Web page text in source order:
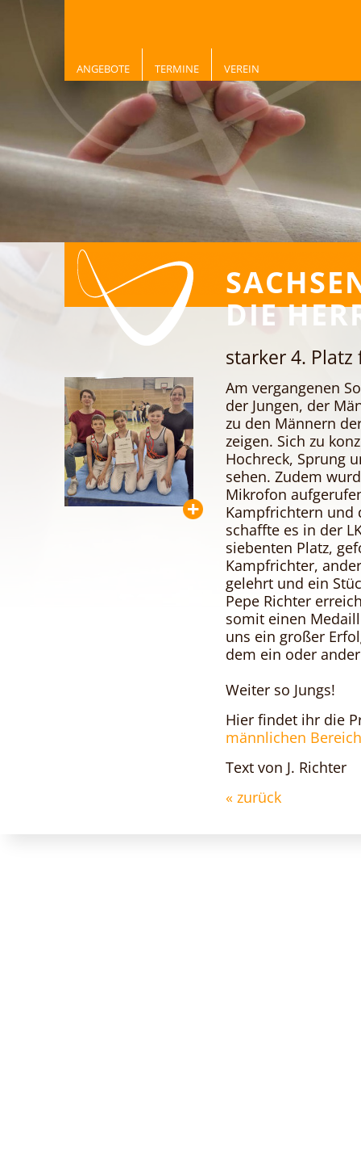
ANGEBOTE TERMINE VEREIN
DIE
starker 4. Platz
Am vergangenen
der Jungen, der
zu den Männern
zeigen. Sich zu
Hochreck, Sprung
sehen. Zudem
Mikrofon
Kampfrichtern und
schaffte es in der
siebenten Platz,
Kampfrichter,
gelehrt und ein
Pepe Richter
somit einen
uns ein großer
dem ein oder
Weiter so Jungs!
Hier findet ihr die
männlichen
Text von J. Richter
« zurück